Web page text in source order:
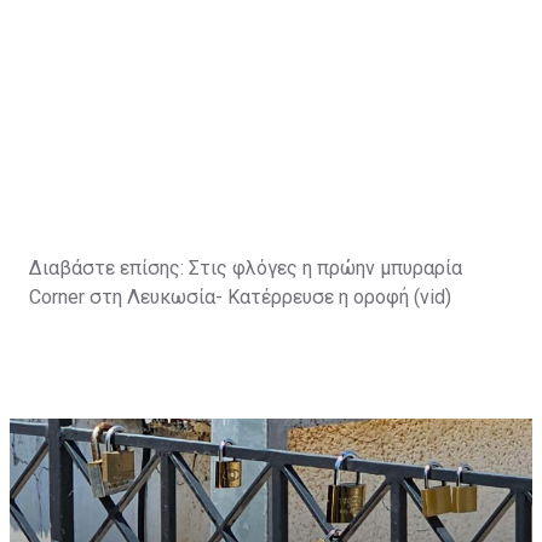
Διαβάστε επίσης: Στις φλόγες η πρώην μπυραρία
Corner στη Λευκωσία- Κατέρρευσε η οροφή (vid)